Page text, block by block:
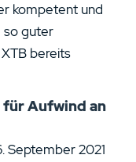
kompetent und
so guter
bereits
für Aufwind an
September 2021